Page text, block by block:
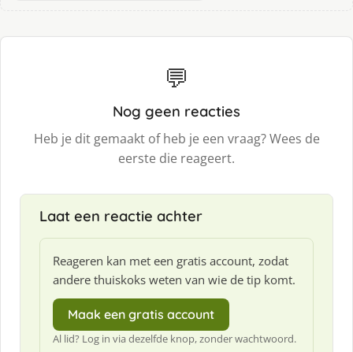
💬
Nog geen reacties
Heb je dit gemaakt of heb je een vraag? Wees de
eerste die reageert.
Laat een reactie achter
Reageren kan met een gratis account, zodat
andere thuiskoks weten van wie de tip komt.
Maak een gratis account
Al lid? Log in via dezelfde knop, zonder wachtwoord.